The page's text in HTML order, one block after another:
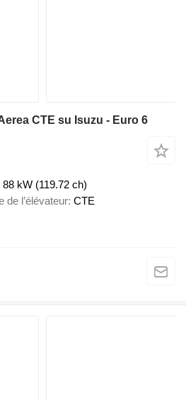
CTE su Isuzu - Euro 6
88 kW (119.72 ch)
de l’élévateur CTE